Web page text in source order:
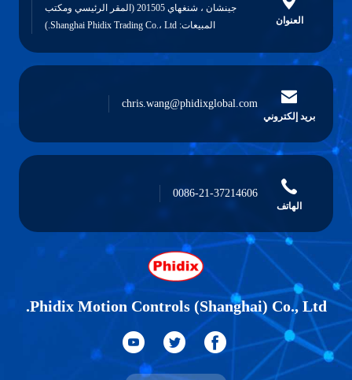
العنوان
جينشان ، شنغهاي 201505 (المقر الرئيسي ومكتب
المبيعات: Shanghai Phidix Trading Co.، Ltd.)
بريد إلكتروني
chris.wang@phidixglobal.com
الهاتف
0086-21-37214606
Phidix Motion Controls (Shanghai) Co., Ltd.